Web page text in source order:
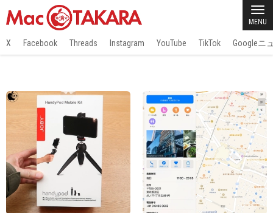
MENU
X Facebook Threads Instagram YouTube TikTok Googleニ